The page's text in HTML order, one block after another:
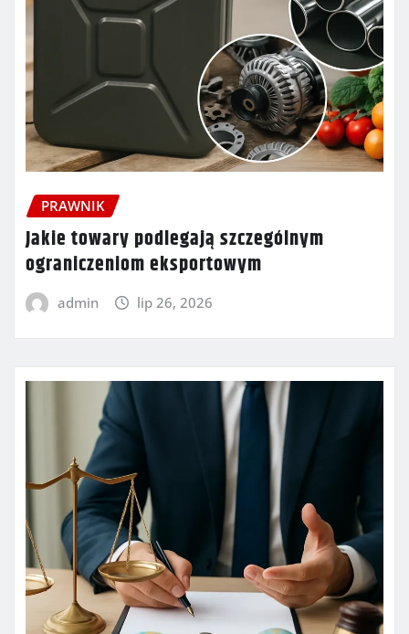
PRAWNIK
Jakie towary podlegają szczególnym
ograniczeniom eksportowym
admin lip 26, 2026